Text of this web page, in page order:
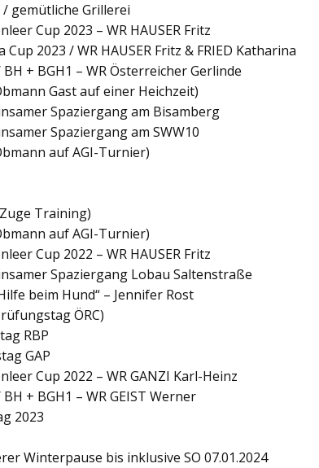
/ gemütliche Grillerei
Cup 2023 – WR HAUSER Fritz
2023 / WR HAUSER Fritz & FRIED Katharina
+ BGH1 – WR Österreicher Gerlinde
Gast auf einer Heichzeit)
Spaziergang am Bisamberg
Spaziergang am SWW10
auf AGI-Turnier)
Zuge Training)
auf AGI-Turnier)
Cup 2022 – WR HAUSER Fritz
Spaziergang Lobau Saltenstraße
beim Hund“ – Jennifer Rost
ÖRC)
RBP
GAP
Cup 2022 – WR GANZI Karl-Heinz
+ BGH1 – WR GEIST Werner
2023
Winterpause bis inklusive SO 07.01.2024